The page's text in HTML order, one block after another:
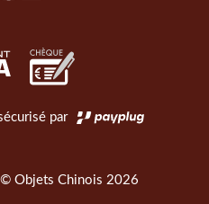
par
© Objets Chinois 2026